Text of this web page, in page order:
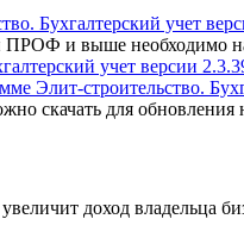
Бухгалтерский учет
ПРОФ и выше необходимо
учет версии
Элит-строительство.
скачать для обновления
доход владельца